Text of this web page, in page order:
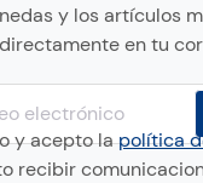
y los artículos
directamente en tu
y acepto lapolítica
recibir